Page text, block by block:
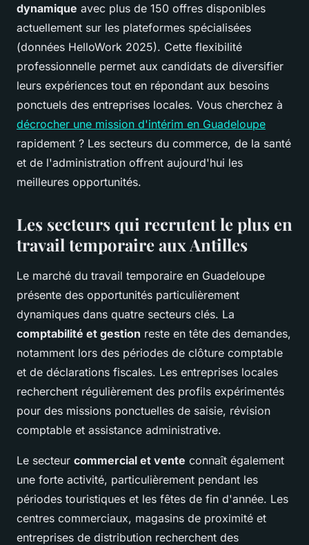
dynamique avec plus de 150 offres disponibles
actuellement sur les plateformes spécialisées
(données HelloWork 2025). Cette flexibilité
professionnelle permet aux candidats de diversifier
leurs expériences tout en répondant aux besoins
ponctuels des entreprises locales. Vous cherchez à
décrocher une mission d'intérim en Guadeloupe
rapidement ? Les secteurs du commerce, de la santé
et de l'administration offrent aujourd'hui les
meilleures opportunités.
Les secteurs qui recrutent le plus en
travail temporaire aux Antilles
Le marché du travail temporaire en Guadeloupe
présente des opportunités particulièrement
dynamiques dans quatre secteurs clés. La
comptabilité et gestion reste en tête des demandes,
notamment lors des périodes de clôture comptable
et de déclarations fiscales. Les entreprises locales
recherchent régulièrement des profils expérimentés
pour des missions ponctuelles de saisie, révision
comptable et assistance administrative.
Le secteur commercial et vente connaît également
une forte activité, particulièrement pendant les
périodes touristiques et les fêtes de fin d'année. Les
centres commerciaux, magasins de proximité et
entreprises de distribution recherchent des